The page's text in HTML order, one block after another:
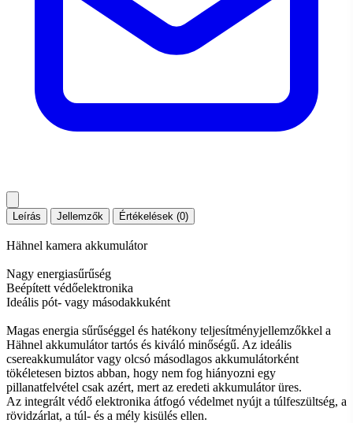
Leírás Jellemzők Értékelések (0)
Hähnel kamera akkumulátor
Nagy energiasűrűség
Beépített védőelektronika
Ideális pót- vagy másodakkuként
Magas energia sűrűséggel és hatékony teljesítményjellemzőkkel a
Hähnel akkumulátor tartós és kiváló minőségű. Az ideális
csereakkumulátor vagy olcsó másodlagos akkumulátorként
tökéletesen biztos abban, hogy nem fog hiányozni egy
pillanatfelvétel csak azért, mert az eredeti akkumulátor üres.
Az integrált védő elektronika átfogó védelmet nyújt a túlfeszültség, a
rövidzárlat, a túl- és a mély kisülés ellen.